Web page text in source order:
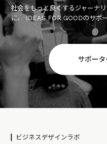
社会をもっと良くするジャーナ
に、 IDEAS FOR GOODのサポ
サポータ
ビジネスデザインラボ